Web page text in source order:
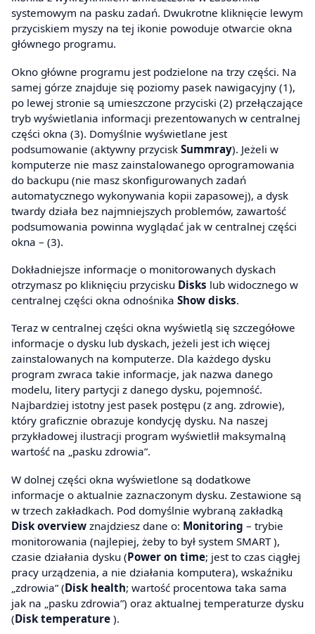
systemowym na pasku zadań. Dwukrotne kliknięcie lewym
przyciskiem myszy na tej ikonie powoduje otwarcie okna
głównego programu.
Okno główne programu jest podzielone na trzy części. Na
samej górze znajduje się poziomy pasek nawigacyjny (1),
po lewej stronie są umieszczone przyciski (2) przełączające
tryb wyświetlania informacji prezentowanych w centralnej
części okna (3). Domyślnie wyświetlane jest
podsumowanie (aktywny przycisk Summray). Jeżeli w
komputerze nie masz zainstalowanego oprogramowania
do backupu (nie masz skonfigurowanych zadań
automatycznego wykonywania kopii zapasowej), a dysk
twardy działa bez najmniejszych problemów, zawartość
podsumowania powinna wyglądać jak w centralnej części
okna – (3).
Dokładniejsze informacje o monitorowanych dyskach
otrzymasz po kliknięciu przycisku Disks lub widocznego w
centralnej części okna odnośnika Show disks.
Teraz w centralnej części okna wyświetlą się szczegółowe
informacje o dysku lub dyskach, jeżeli jest ich więcej
zainstalowanych na komputerze. Dla każdego dysku
program zwraca takie informacje, jak nazwa danego
modelu, litery partycji z danego dysku, pojemność.
Najbardziej istotny jest pasek postępu (z ang. zdrowie),
który graficznie obrazuje kondycję dysku. Na naszej
przykładowej ilustracji program wyświetlił maksymalną
wartość na „pasku zdrowia”.
W dolnej części okna wyświetlone są dodatkowe
informacje o aktualnie zaznaczonym dysku. Zestawione są
w trzech zakładkach. Pod domyślnie wybraną zakładką
Disk overview znajdziesz dane o: Monitoring – trybie
monitorowania (najlepiej, żeby to był system SMART ),
czasie działania dysku (Power on time; jest to czas ciągłej
pracy urządzenia, a nie działania komputera), wskaźniku
„zdrowia” (Disk health; wartość procentowa taka sama
jak na „pasku zdrowia”) oraz aktualnej temperaturze dysku
(Disk temperature ).